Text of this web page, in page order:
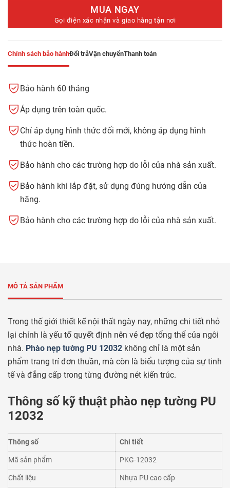
MUA NGAY
Gọi điện xác nhận và giao hàng tận nơi
Chính sách bảo hànhĐổi trảVận chuyểnThanh toán
Bảo hành 60 tháng
Áp dụng trên toàn quốc.
Chỉ áp dụng hình thức đổi mới, không áp dụng hình
thức hoàn tiền.
Bảo hành cho các trường hợp do lỗi của nhà sản xuất.
Bảo hành khi lắp đặt, sử dụng đúng hướng dẫn của
hãng.
Bảo hành cho các trường hợp do lỗi của nhà sản xuất.
MÔ TẢ SẢN PHẨM
Trong thế giới thiết kế nội thất ngày nay, những chi tiết nhỏ
lại chính là yếu tố quyết định nên vẻ đẹp tổng thể của ngôi
nhà. Phào nẹp tường PU 12032 không chỉ là một sản
phẩm trang trí đơn thuần, mà còn là biểu tượng của sự tinh
tế và đẳng cấp trong từng đường nét kiến trúc.
Thông số kỹ thuật phào nẹp tường PU
12032
Thông số Chi tiết
Mã sản phẩm PKG-12032
Chất liệu Nhựa PU cao cấp